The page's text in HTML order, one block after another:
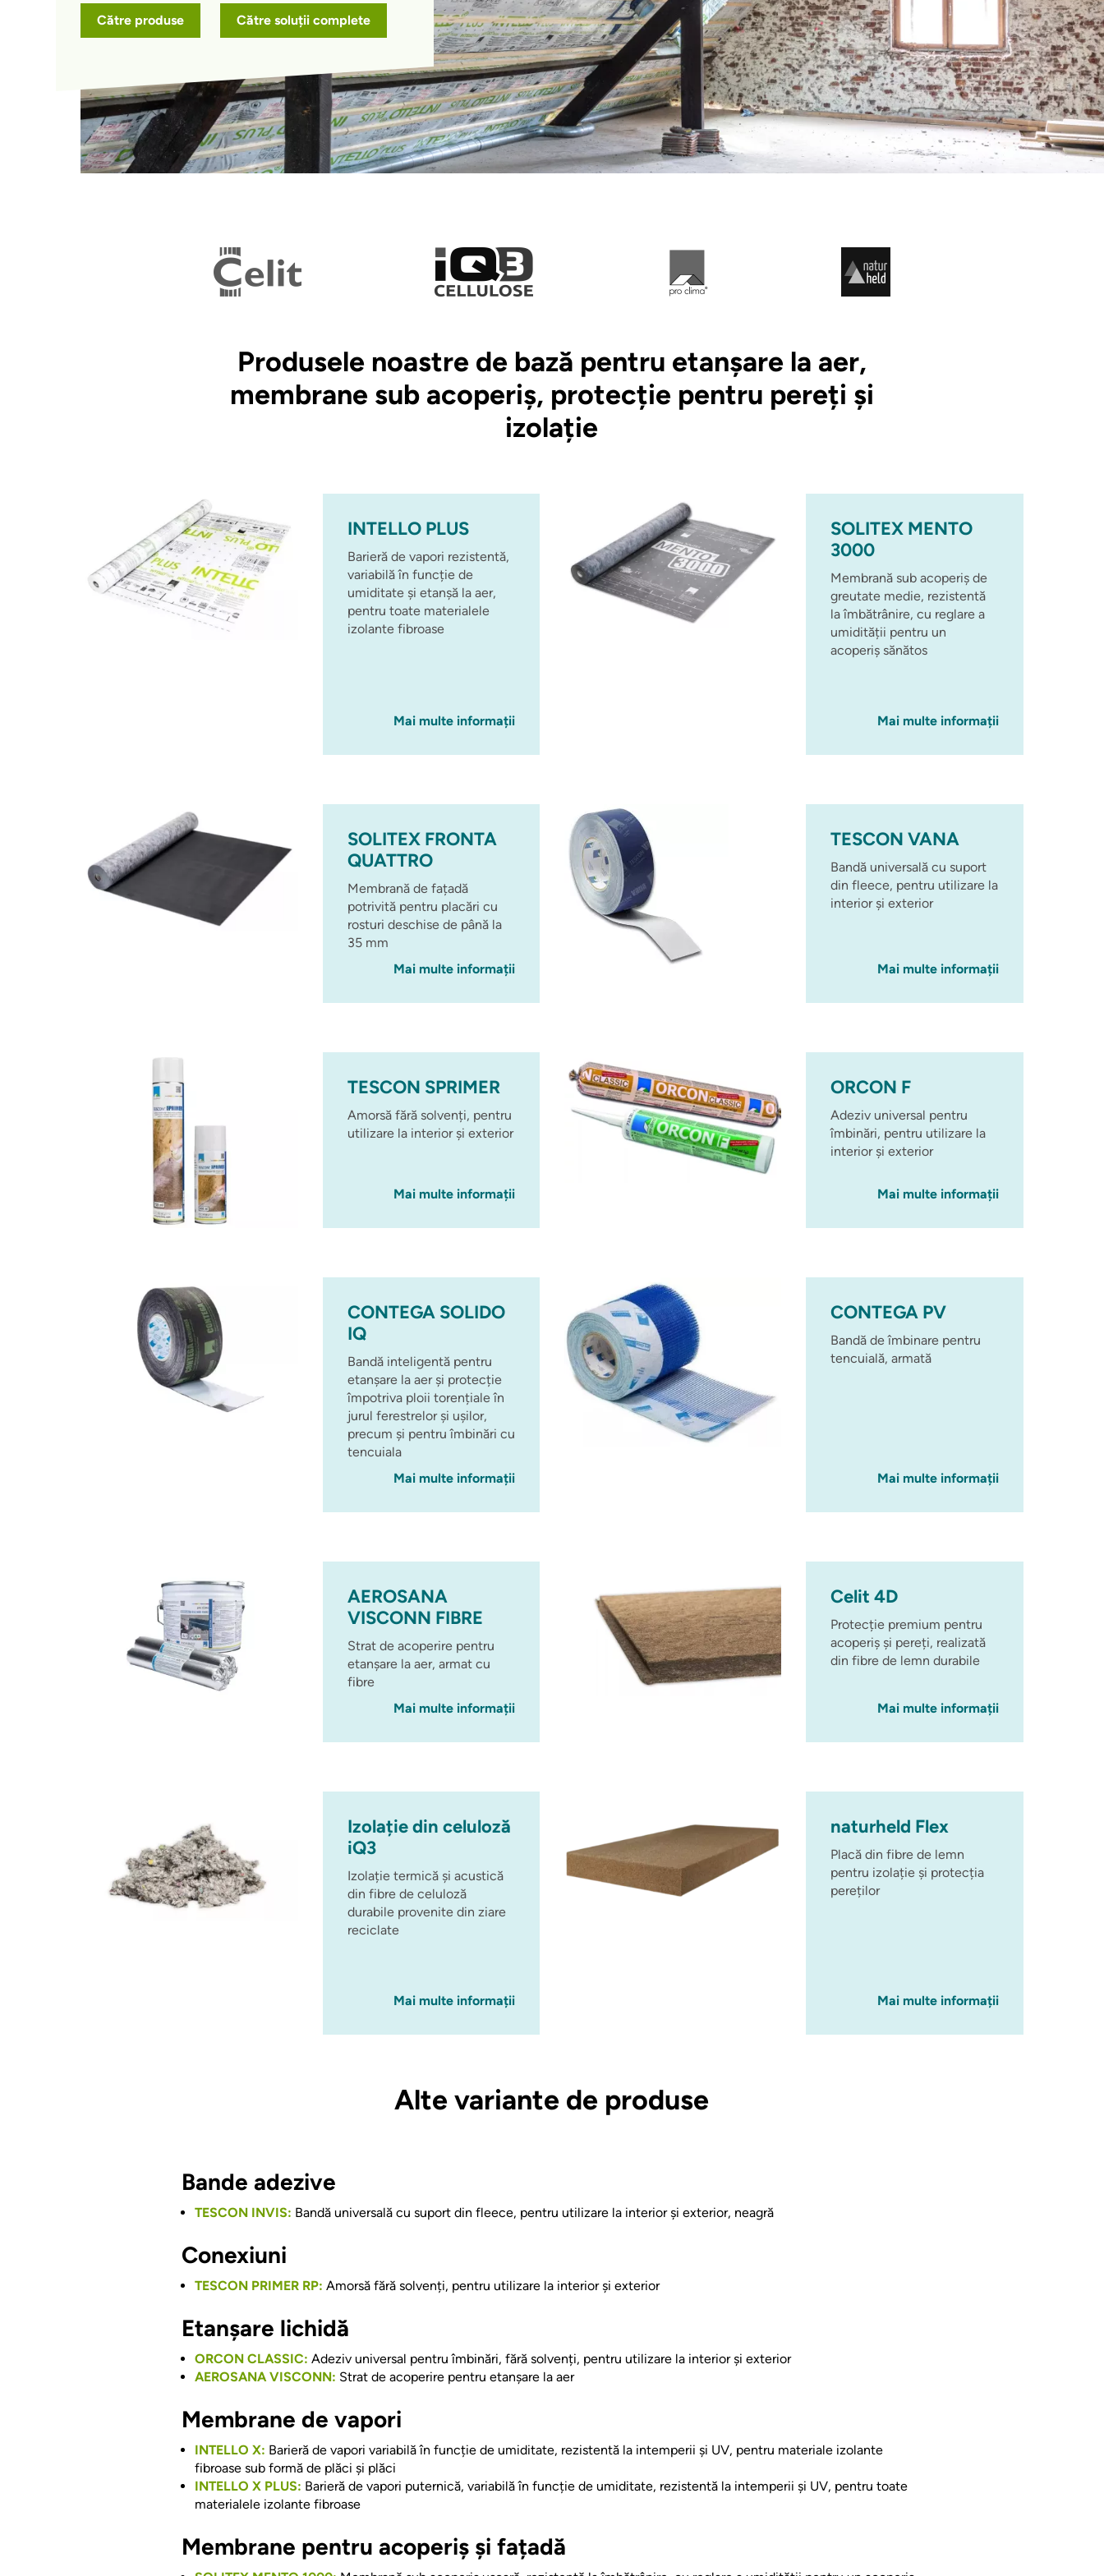
Către produse Către soluții complete
Produsele noastre de bază pentru etanșare la aer,
membrane sub acoperiș, protecție pentru pereți și
izolație
INTELLO PLUS
Barieră de vapori rezistentă,
variabilă în funcție de
umiditate și etanșă la aer,
pentru toate materialele
izolante fibroase
Mai multe informații
SOLITEX MENTO
3000
Membrană sub acoperiș de
greutate medie, rezistentă
la îmbătrânire, cu reglare a
umidității pentru un
acoperiș sănătos
Mai multe informații
SOLITEX FRONTA
QUATTRO
Membrană de fațadă
potrivită pentru placări cu
rosturi deschise de până la
35 mm
Mai multe informații
TESCON VANA
Bandă universală cu suport
din fleece, pentru utilizare la
interior și exterior
Mai multe informații
TESCON SPRIMER
Amorsă fără solvenți, pentru
utilizare la interior și exterior
Mai multe informații
ORCON F
Adeziv universal pentru
îmbinări, pentru utilizare la
interior și exterior
Mai multe informații
CONTEGA SOLIDO
IQ
Bandă inteligentă pentru
etanșare la aer și protecție
împotriva ploii torențiale în
jurul ferestrelor și ușilor,
precum și pentru îmbinări cu
tencuiala
Mai multe informații
CONTEGA PV
Bandă de îmbinare pentru
tencuială, armată
Mai multe informații
AEROSANA
VISCONN FIBRE
Strat de acoperire pentru
etanșare la aer, armat cu
fibre
Mai multe informații
Celit 4D
Protecție premium pentru
acoperiș și pereți, realizată
din fibre de lemn durabile
Mai multe informații
Izolație din celuloză
iQ3
Izolație termică și acustică
din fibre de celuloză
durabile provenite din ziare
reciclate
Mai multe informații
naturheld Flex
Placă din fibre de lemn
pentru izolație și protecția
pereților
Mai multe informații
Alte variante de produse
Bande adezive
TESCON INVIS: Bandă universală cu suport din fleece, pentru utilizare la interior și exterior, neagră
Conexiuni
TESCON PRIMER RP: Amorsă fără solvenți, pentru utilizare la interior și exterior
Etanșare lichidă
ORCON CLASSIC: Adeziv universal pentru îmbinări, fără solvenți, pentru utilizare la interior și exterior
AEROSANA VISCONN: Strat de acoperire pentru etanșare la aer
Membrane de vapori
INTELLO X: Barieră de vapori variabilă în funcție de umiditate, rezistentă la intemperii și UV, pentru materiale izolante
fibroase sub formă de plăci și plăci
INTELLO X PLUS: Barieră de vapori puternică, variabilă în funcție de umiditate, rezistentă la intemperii și UV, pentru toate
materialele izolante fibroase
Membrane pentru acoperiș și fațadă